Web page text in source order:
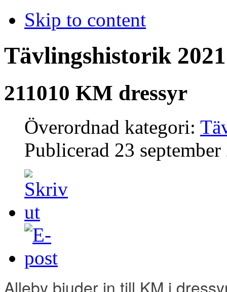
Skip to content
Tävlingshistorik 2021
211010 KM dressyr
Överordnad kategori:
Publicerad 23
Alleby bjuder in till KM i